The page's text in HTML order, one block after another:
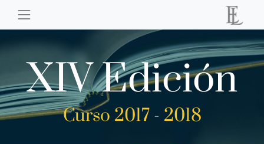
XIV Edición
Curso 2017 - 2018